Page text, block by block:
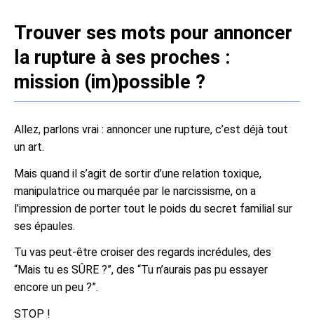
Trouver ses mots pour annoncer
la rupture à ses proches :
mission (im)possible ?
Allez, parlons vrai : annoncer une rupture, c’est déjà tout
un art.
Mais quand il s’agit de sortir d’une relation toxique,
manipulatrice ou marquée par le narcissisme, on a
l’impression de porter tout le poids du secret familial sur
ses épaules.
Tu vas peut-être croiser des regards incrédules, des
“Mais tu es SÛRE ?”, des “Tu n’aurais pas pu essayer
encore un peu ?”.
STOP !